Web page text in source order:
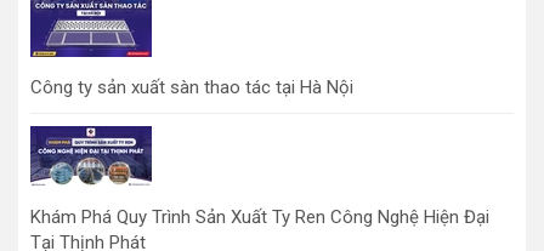
Công ty sản xuất sàn thao tác tại Hà Nội
Khám Phá Quy Trình Sản Xuất Ty Ren Công Nghệ Hiện Đại
Tại Thịnh Phát